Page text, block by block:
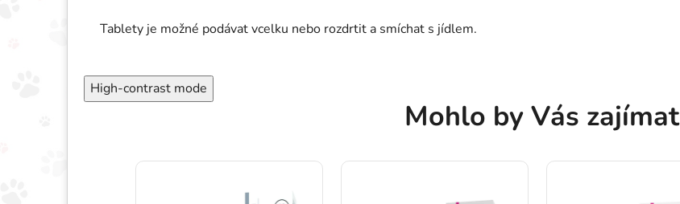
Tablety je možné podávat vcelku nebo rozdrtit a smíchat s jídlem.
High-contrast mode
Mohlo by Vás zajímat